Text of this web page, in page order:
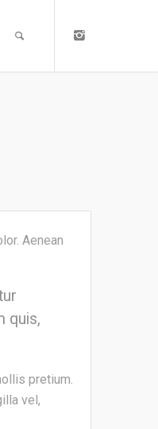
Aenean
quis,
pretium.
vel,